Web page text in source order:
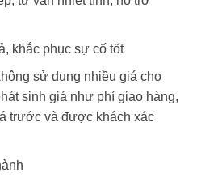
khắc phục sự cố tốt
sử dụng nhiều giá cho
sinh giá như phí giao hàng,
trước và được khách xác